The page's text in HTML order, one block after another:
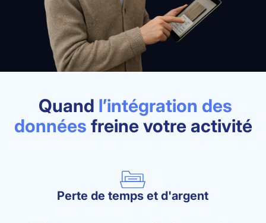
Quand l’intégration des
données freine votre activité
Perte de temps et d'argent